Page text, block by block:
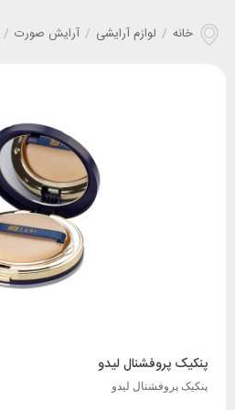
خانه / لوازم آرایشی / آرایش صورت /
پنکیک پروفشنال لیدو
پنکیک پروفشنال لیدو